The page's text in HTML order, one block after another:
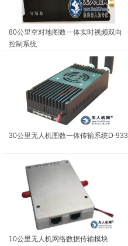
80公里空对地图数一体实时视频双向
控制系统
30公里无人机图数一体传输系统D-933
10公里无人机网络数据传输模块